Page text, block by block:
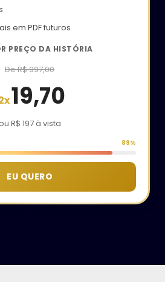
em PDF futuros
PREÇO DA HISTÓRIA
De R$ 997,00
19,70
R$ 197 à vista
89%
EU QUERO